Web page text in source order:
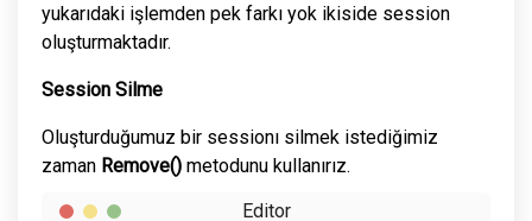
yukarıdaki işlemden pek farkı yok ikiside session
oluşturmaktadır.
Session Silme
Oluşturduğumuz bir sessionı silmek istediğimiz
zaman Remove() metodunu kullanırız.